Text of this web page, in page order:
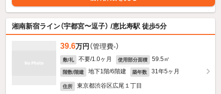
湘南新宿ライン（宇都宮〜逗子） /恵比寿駅 徒歩5分
39.6万円 （管理費-）
敷/礼 不要/1.0ヶ月 使用部分面積 59.5㎡
階数/階建 地下1階/6階建 築年数 31年5ヶ月
住所 東京都渋谷区広尾１丁目